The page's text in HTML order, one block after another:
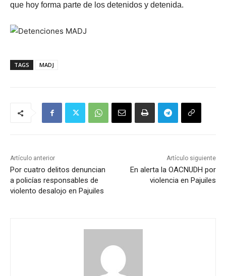
que hoy forma parte de los detenidos y detenida.
TAGS MADJ
Artículo anterior
Por cuatro delitos denuncian
a policías responsables de
violento desalojo en Pajuiles
Artículo siguiente
En alerta la OACNUDH por
violencia en Pajuiles